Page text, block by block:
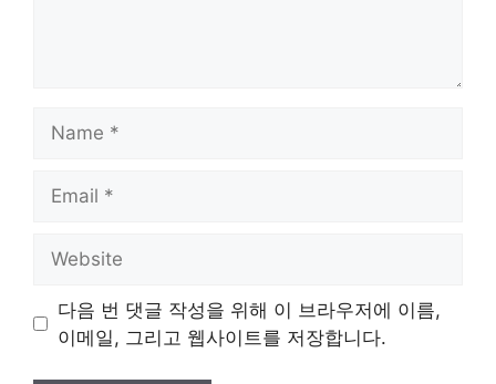
다음 번 댓글 작성을 위해 이 브라우저에 이름,
이메일, 그리고 웹사이트를 저장합니다.